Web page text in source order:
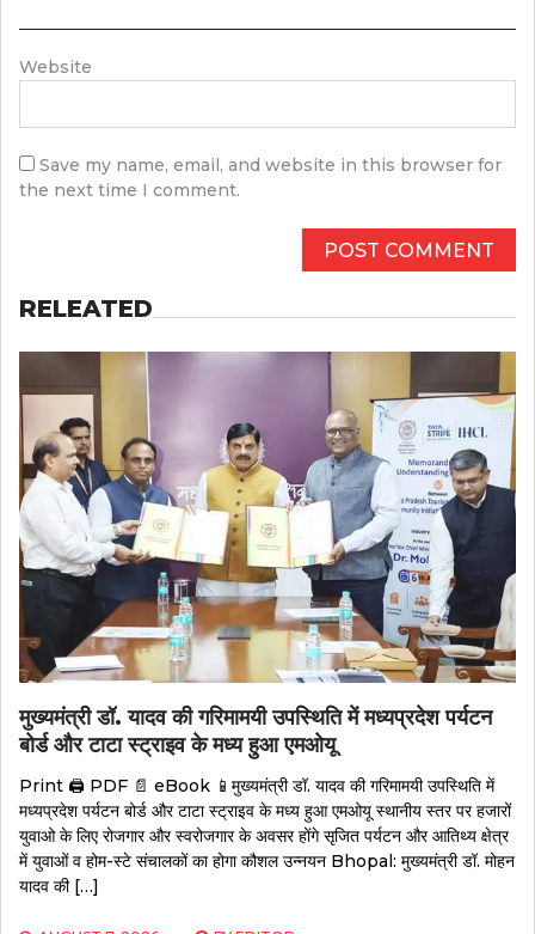
Website
Save my name, email, and website in this browser for
the next time I comment.
RELEATED
मुख्यमंत्री डॉ. यादव की गरिमामयी उपस्थिति में मध्यप्रदेश पर्यटन
बोर्ड और टाटा स्ट्राइव के मध्य हुआ एमओयू
Print 🖨 PDF 📄 eBook 📱मुख्यमंत्री डॉ. यादव की गरिमामयी उपस्थिति में
मध्यप्रदेश पर्यटन बोर्ड और टाटा स्ट्राइव के मध्य हुआ एमओयू स्थानीय स्तर पर हजारों
युवाओ के लिए रोजगार और स्वरोजगार के अवसर होंगे सृजित पर्यटन और आतिथ्य क्षेत्र
में युवाओं व होम-स्टे संचालकों का होगा कौशल उन्नयन Bhopal: मुख्यमंत्री डॉ. मोहन
यादव की […]